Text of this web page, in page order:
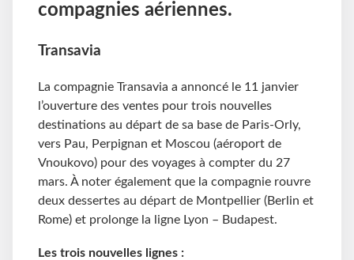
compagnies aériennes.
Transavia
La compagnie Transavia a annoncé le 11 janvier
l’ouverture des ventes pour trois nouvelles
destinations au départ de sa base de Paris-Orly,
vers Pau, Perpignan et Moscou (aéroport de
Vnoukovo) pour des voyages à compter du 27
mars. À noter également que la compagnie rouvre
deux dessertes au départ de Montpellier (Berlin et
Rome) et prolonge la ligne Lyon – Budapest.
Les trois nouvelles lignes :